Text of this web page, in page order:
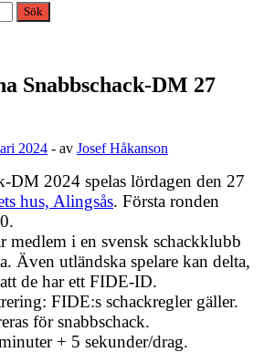
Snabbschack-DM 27
2024 - av Josef Håkanson
DM 2024 spelas lördagen den 27
hus, Alingsås. Första ronden
medlem i en svensk schackklubb
Även utländska spelare kan delta,
de har ett FIDE-ID.
FIDE:s schackregler gäller.
för snabbschack.
+ 5 sekunder/drag.